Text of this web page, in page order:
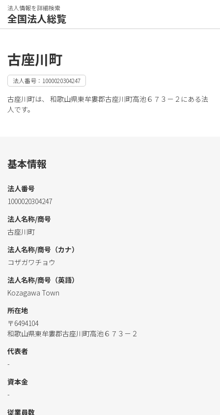
法人情報を詳細検索
全国法人総覧
古座川町
法人番号：1000020304247
古座川町は、 和歌山県東牟婁郡古座川町高池６７３－２にある法
人です。
基本情報
法人番号
1000020304247
法人名称/商号
古座川町
法人名称/商号（カナ）
コザガワチョウ
法人名称/商号（英語）
Kozagawa Town
所在地
〒6494104
和歌山県東牟婁郡古座川町高池６７３－２
代表者
-
資本金
-
従業員数